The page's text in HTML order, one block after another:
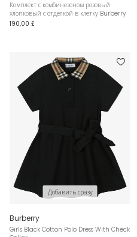
Комплект с комбинезоном розовый
хлопковый с отделкой в клетку Burberry
190,00 £
Добавить сразу
Burberry
Girls Black Cotton Polo Dress With Check